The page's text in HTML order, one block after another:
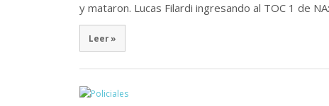
y mataron. Lucas Filardi ingresando al TOC 1 de
Leer »